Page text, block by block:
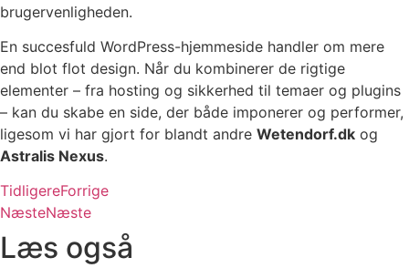
brugervenligheden.
En succesfuld WordPress-hjemmeside handler om mere
end blot flot design. Når du kombinerer de rigtige
elementer – fra hosting og sikkerhed til temaer og plugins
– kan du skabe en side, der både imponerer og performer,
ligesom vi har gjort for blandt andre Wetendorf.dk og
Astralis Nexus.
TidligereForrige
NæsteNæste
Læs også